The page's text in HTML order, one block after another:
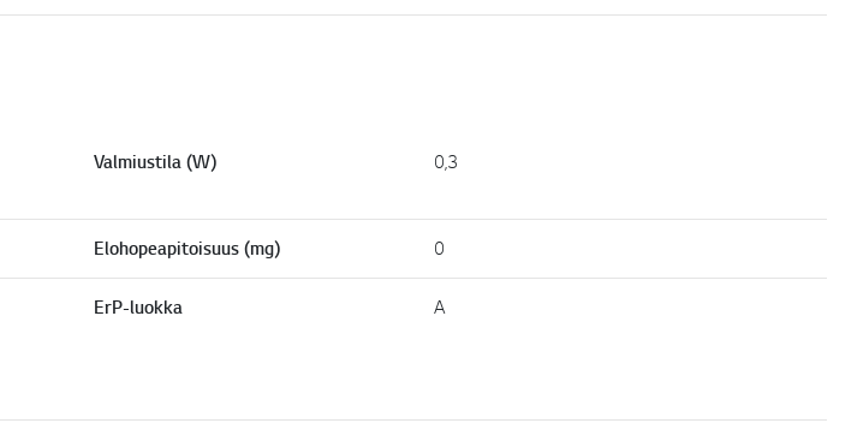
Valmiustila (W) 0,3
Elohopeapitoisuus (mg) 0
ErP-luokka A